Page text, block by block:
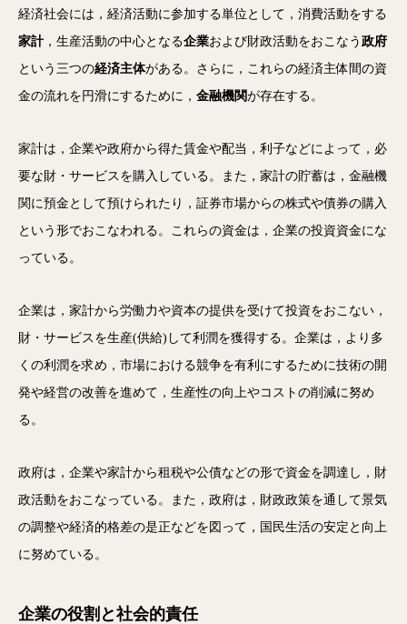
経済社会には，経済活動に参加する単位として，消費活動をする
家計，生産活動の中心となる企業および財政活動をおこなう 政府
という三つの経済主体がある。さらに，これらの経済主体間の資
金の流れを円滑にするために， 金融機関が存在する。
家計は，企業や政府から得た賃金や配当，利子などによって，必
要な財・サービスを購入している。また，家計の貯蓄は，金融機
関に預金として預けられたり，証券市場からの株式や債券の購入
という形でおこなわれる。これらの資金は，企業の投資資金にな
っている。
企業は，家計から労働力や資本の提供を受けて投資をおこない，
財・サービスを生産(供給)して利潤を獲得する。企業は，より多
くの利潤を求め，市場における競争を有利にするために技術の開
発や経営の改善を進めて，生産性の向上やコストの削減に努め
る。
政府は，企業や家計から租税や公債などの形で資金を調達し，財
政活動をおこなっている。また，政府は，財政政策を通して景気
の調整や経済的格差の是正などを図って，国民生活の安定と向上
に努めている。
企業の役割と社会的責任